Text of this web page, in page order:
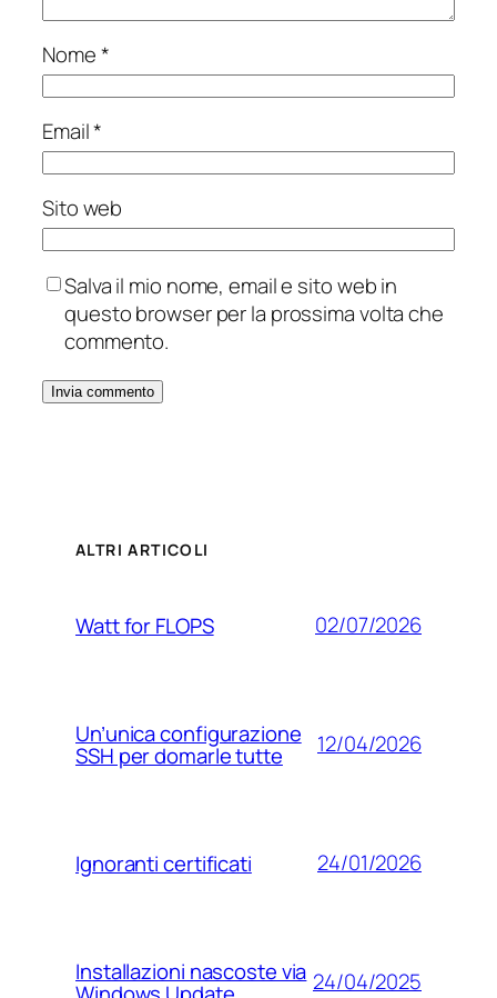
Nome*
Email*
Sito web
Salva il mio nome, email e sito web in
questo browser per la prossima volta che
commento.
ALTRI ARTICOLI
Watt for FLOPS 02/07/2026
Un’unica configurazione
SSH per domarle tutte 12/04/2026
Ignoranti certificati 24/01/2026
Installazioni nascoste via 24/04/2025